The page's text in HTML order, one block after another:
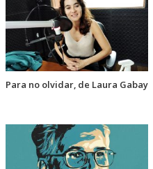
Para no olvidar, de Laura Gabay